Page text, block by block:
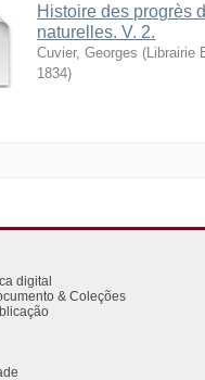
Histoire des progrès
naturelles. V. 2.
Cuvier, Georges (
1834)
digital
& Coleções